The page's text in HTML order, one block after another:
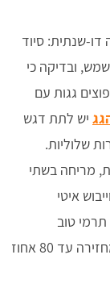
שנתית: סיוד
ובדיקה כי
גגות עם
יש לתת דגש
שלוליות.
חימום הזפת ל-200 מעלות, מריחה בשתי
איטי
טוב
משנדמה, כל עוד שומרים על שכבת הסיוד המחזירה עד 80 אחוז